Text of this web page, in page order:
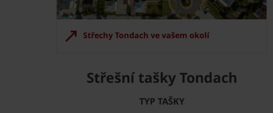
Střechy Tondach ve vašem okolí
Střešní tašky Tondach
TYP TAŠKY